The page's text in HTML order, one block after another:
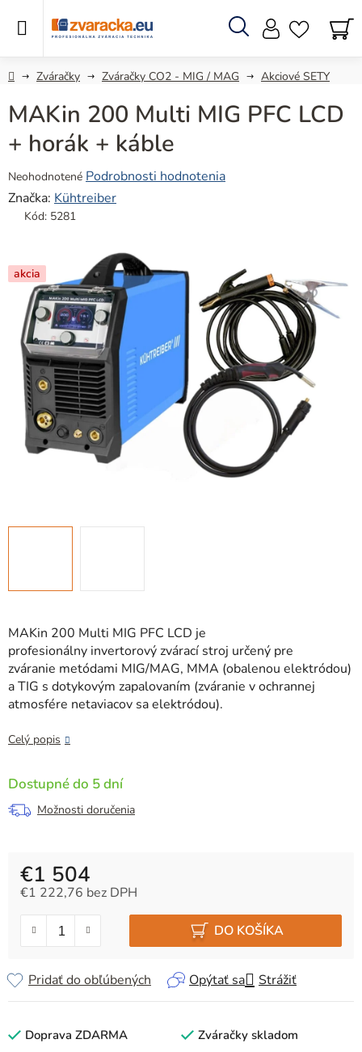
Hľadať
DomovZváračky Zváračky CO2 - MIG / MAG Akciové SETY
MAKin 200 Multi MIG PFC LCD je
profesionálny invertorový zvárací stroj určený pre
zváranie metódami MIG/MAG, MMA (obalenou elektródou)
a TIG s dotykovým zapalovaním (zváranie v ochrannej
atmosfére netaviacov sa elektródou).
Celý popis
Dostupné do 5 dní
Možnosti doručenia
€1 504
€1 222,76 bez DPH
DO KOŠÍKA
Opýtať sa Strážiť
Pridať do obľúbených
MAKin 200 Multi MIG PFC LCD
+ horák + káble
Priemerné
hodnotenie
produktu
z
5
hviezdičiek.
Neohodnotené Podrobnosti hodnotenia
Značka: Kühtreiber
Kód: 5281
akcia
Doprava ZDARMA Zváračky skladom